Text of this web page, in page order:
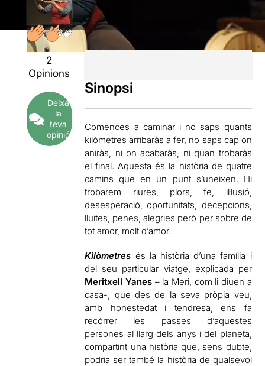
2
Opinions
Deixa
la
teva
opinió
Sinopsi
Comences a caminar i no saps quants
kilòmetres arribaràs a fer, no saps cap on
aniràs, ni on acabaràs, ni quan trobaràs
el final. Aquesta és la història de quatre
camins que en un punt s’uneixen. Hi
trobarem riures, plors, fe, il·lusió,
desesperació, oportunitats, decepcions,
lluites, penes, alegries però per sobre de
tot amor, molt d’amor.
Kilòmetres és la història d’una família i
del seu particular viatge, explicada per
Meritxell Yanes – la Meri, com li diuen a
casa-, que des de la seva pròpia veu,
amb honestedat i tendresa, ens fa
recórrer les passes d’aquestes
persones al llarg dels anys i del planeta,
compartint una història que, sens dubte,
podria ser també la història de qualsevol